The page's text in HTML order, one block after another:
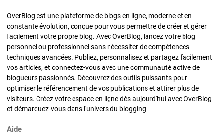
OverBlog est une plateforme de blogs en ligne, moderne et en
constante évolution, conçue pour vous permettre de créer et gérer
facilement votre propre blog. Avec OverBlog, lancez votre blog
personnel ou professionnel sans nécessiter de compétences
techniques avancées. Publiez, personnalisez et partagez facilement
vos articles, et connectez-vous avec une communauté active de
blogueurs passionnés. Découvrez des outils puissants pour
optimiser le référencement de vos publications et attirer plus de
visiteurs. Créez votre espace en ligne dès aujourd'hui avec OverBlog
et démarquez-vous dans l'univers du blogging.
Aide